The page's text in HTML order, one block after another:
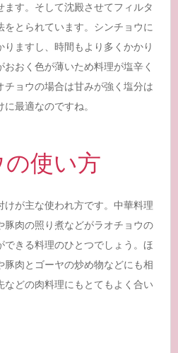
す。そして沈殿させてフィルタ
をとられています。シンチョウに
ますし、時間もより多くかかり
おおく色が薄いため料理が塩辛く
チョウの場合は甘みが強く塩分は
最適なのですね。
使い方
けが主な使われ方です。中華料理
豚肉の照り煮などがラオチョウの
できる料理のひとつでしょう。ほ
豚肉とゴーヤの炒め物などにも相
などの肉料理にもとてもよく合い